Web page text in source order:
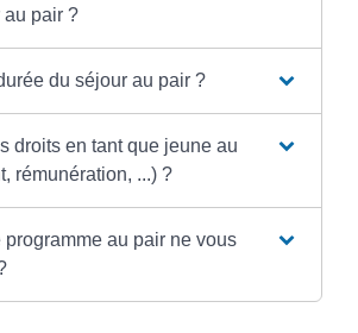
au pair ?
du séjour au pair ?
droits en tant que jeune au
rémunération, ...) ?
programme au pair ne vous